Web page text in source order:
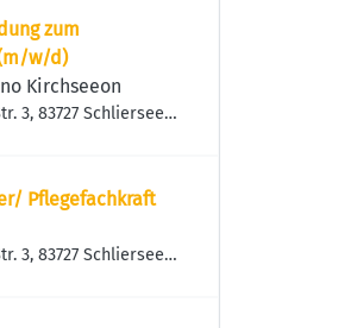
zum
w/d)
Kirchseeon
3, 83727 Schliersee,
Pflegefachkraft
3, 83727 Schliersee,